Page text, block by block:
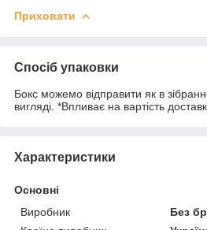
Приховати
Спосіб упаковки
Бокс можемо відправити як в
вигляді. *Впливає на вартість
Характеристики
Основні
Виробник
Без